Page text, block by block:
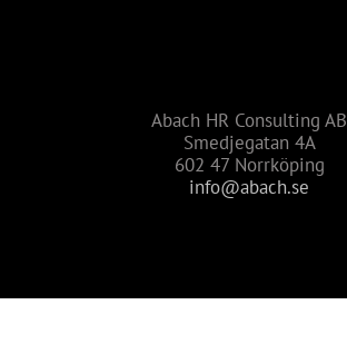
Abach HR Consulting AB
Smedjegatan 4A
602 47 Norrköping
info@abach.se